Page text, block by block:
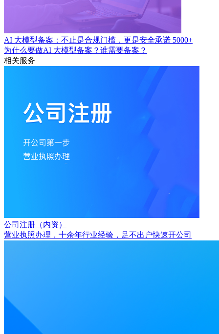
AI 大模型备案：不止是合规门槛，更是安全承诺 5000+
为什么要做AI 大模型备案？谁需要备案？
相关服务
公司注册（内资）
营业执照办理，十余年行业经验，足不出户快速开公司